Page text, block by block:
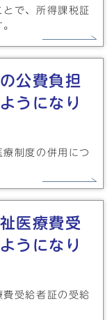
で、所得課税証
公費負担
うになり
制度の併用につ
医療費受
うになり
受給者証の受給